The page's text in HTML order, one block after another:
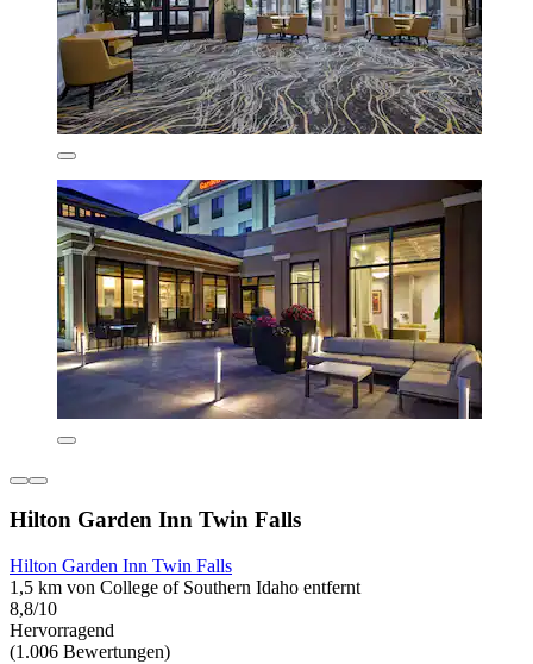
Hilton Garden Inn Twin Falls
Hilton Garden Inn Twin Falls
1,5 km von College of Southern Idaho entfernt
8,8/10
Hervorragend
(1.006 Bewertungen)